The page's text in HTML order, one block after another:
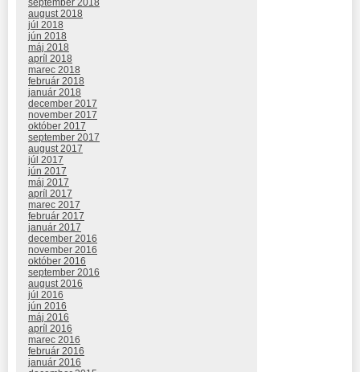
september 2018
august 2018
júl 2018
jún 2018
máj 2018
apríl 2018
marec 2018
február 2018
január 2018
december 2017
november 2017
október 2017
september 2017
august 2017
júl 2017
jún 2017
máj 2017
apríl 2017
marec 2017
február 2017
január 2017
december 2016
november 2016
október 2016
september 2016
august 2016
júl 2016
jún 2016
máj 2016
apríl 2016
marec 2016
február 2016
január 2016